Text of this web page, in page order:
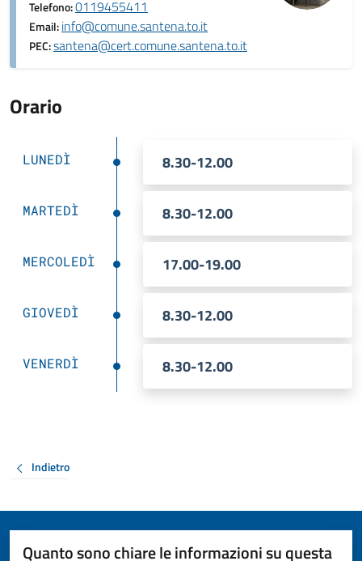
Telefono:0119455411
Email:info@comune.santena.to.it
PEC:santena@cert.comune.santena.to.it
Orario
LUNEDÌ 8.30-12.00
MARTEDÌ 8.30-12.00
MERCOLEDÌ 17.00-19.00
GIOVEDÌ 8.30-12.00
VENERDÌ 8.30-12.00
Indietro
Quanto sono chiare le informazioni su questa